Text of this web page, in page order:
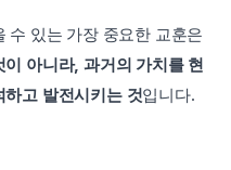
아니라, 과거의 가치를 현
고 발전시키는 것입니다.